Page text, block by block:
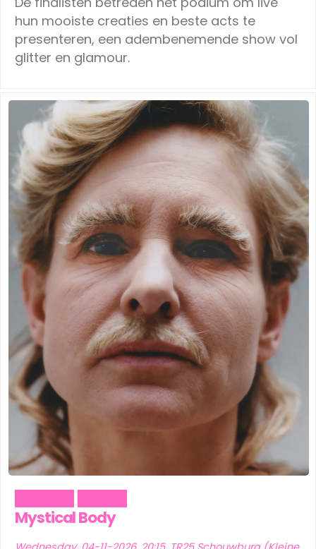
hun mooiste creaties en beste acts te
presenteren, een adembenemende show vol
glitter en glamour.
Mystical Body